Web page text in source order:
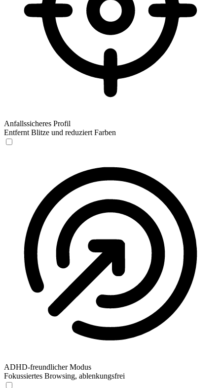
Anfallssicheres Profil
Entfernt Blitze und reduziert Farben
ADHD-freundlicher Modus
Fokussiertes Browsing, ablenkungsfrei